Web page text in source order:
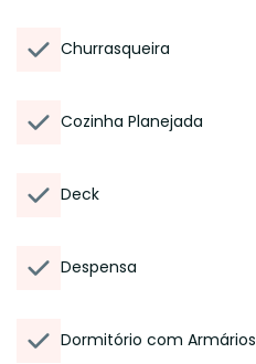
Churrasqueira
Cozinha Planejada
Deck
Despensa
Dormitório com Armários